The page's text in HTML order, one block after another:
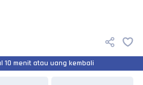
10 menit atau uang kembali